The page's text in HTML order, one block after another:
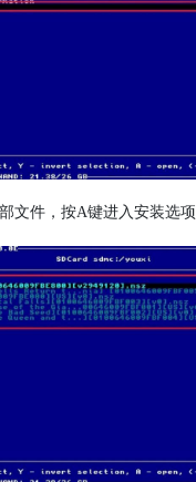
文件，按A键进入安装选项